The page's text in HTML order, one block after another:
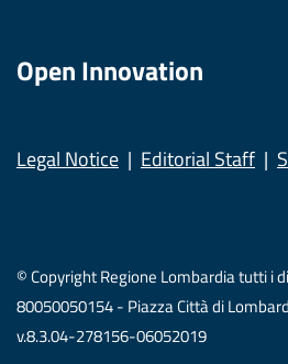
Open Innovation
Legal Notice Editorial Staff
© Copyright Regione Lombardia tutti i
80050050154 - Piazza Città di
v.8.3.04-278156-06052019